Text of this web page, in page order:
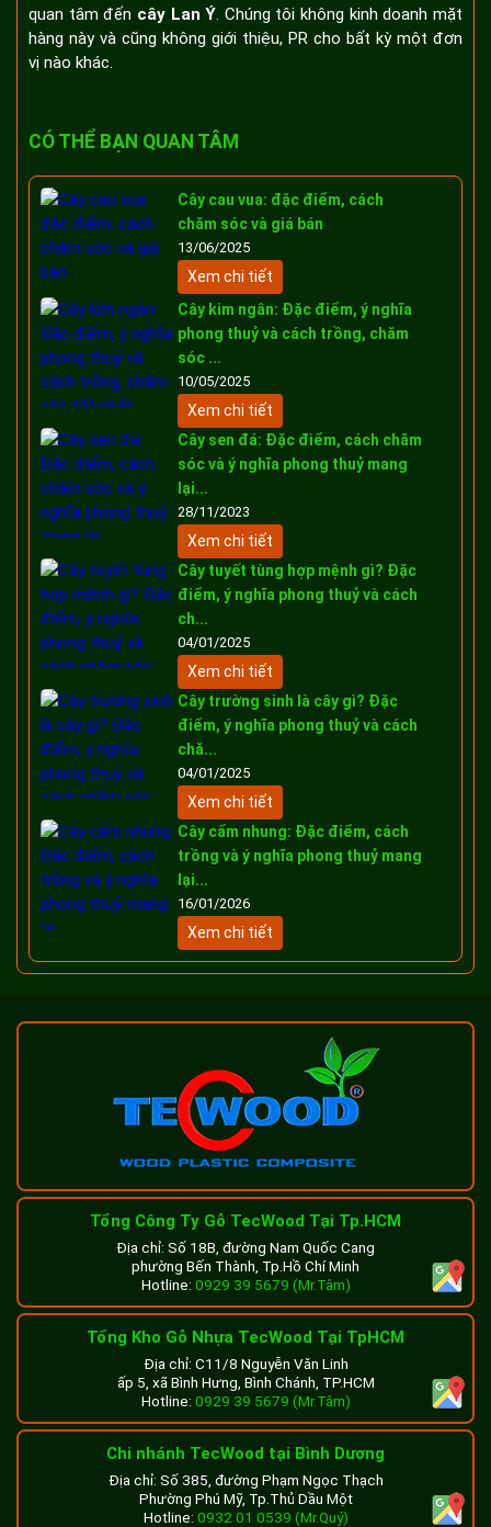
quan tâm đến cây Lan Ý . Chúng tôi không kinh doanh mặt
hàng này và cũng không giới thiệu, PR cho bất kỳ một đơn
vị nào khác.
CÓ THỂ BẠN QUAN TÂM
Cây cau vua: đặc điểm, cách
chăm sóc và giá bán
13/06/2025
Xem chi tiết
Cây kim ngân: Đặc điểm, ý nghĩa
phong thuỷ và cách trồng, chăm
sóc ...
10/05/2025
Xem chi tiết
Cây sen đá: Đặc điểm, cách chăm
sóc và ý nghĩa phong thuỷ mang
lại...
28/11/2023
Xem chi tiết
Cây tuyết tùng hợp mệnh gì? Đặc
điểm, ý nghĩa phong thuỷ và cách
ch...
04/01/2025
Xem chi tiết
Cây trường sinh là cây gì? Đặc
điểm, ý nghĩa phong thuỷ và cách
chă...
04/01/2025
Xem chi tiết
Cây cẩm nhung: Đặc điểm, cách
trồng và ý nghĩa phong thuỷ mang
lại...
16/01/2026
Xem chi tiết
Tổng Công Ty Gỗ TecWood Tại Tp.HCM
Địa chỉ: Số 18B, đường Nam Quốc Cang
phường Bến Thành, Tp.Hồ Chí Minh
Hotline: 0929 39 5679 (Mr.Tâm)
Tổng Kho Gỗ Nhựa TecWood Tại TpHCM
Địa chỉ: C11/8 Nguyễn Văn Linh
ấp 5, xã Bình Hưng, Bình Chánh, TP.HCM
Hotline: 0929 39 5679 (Mr.Tâm)
Chi nhánh TecWood tại Bình Dương
Địa chỉ: Số 385, đường Phạm Ngọc Thạch
Phường Phú Mỹ, Tp.Thủ Dầu Một
Hotline: 0932 01 0539 (Mr.Quý)